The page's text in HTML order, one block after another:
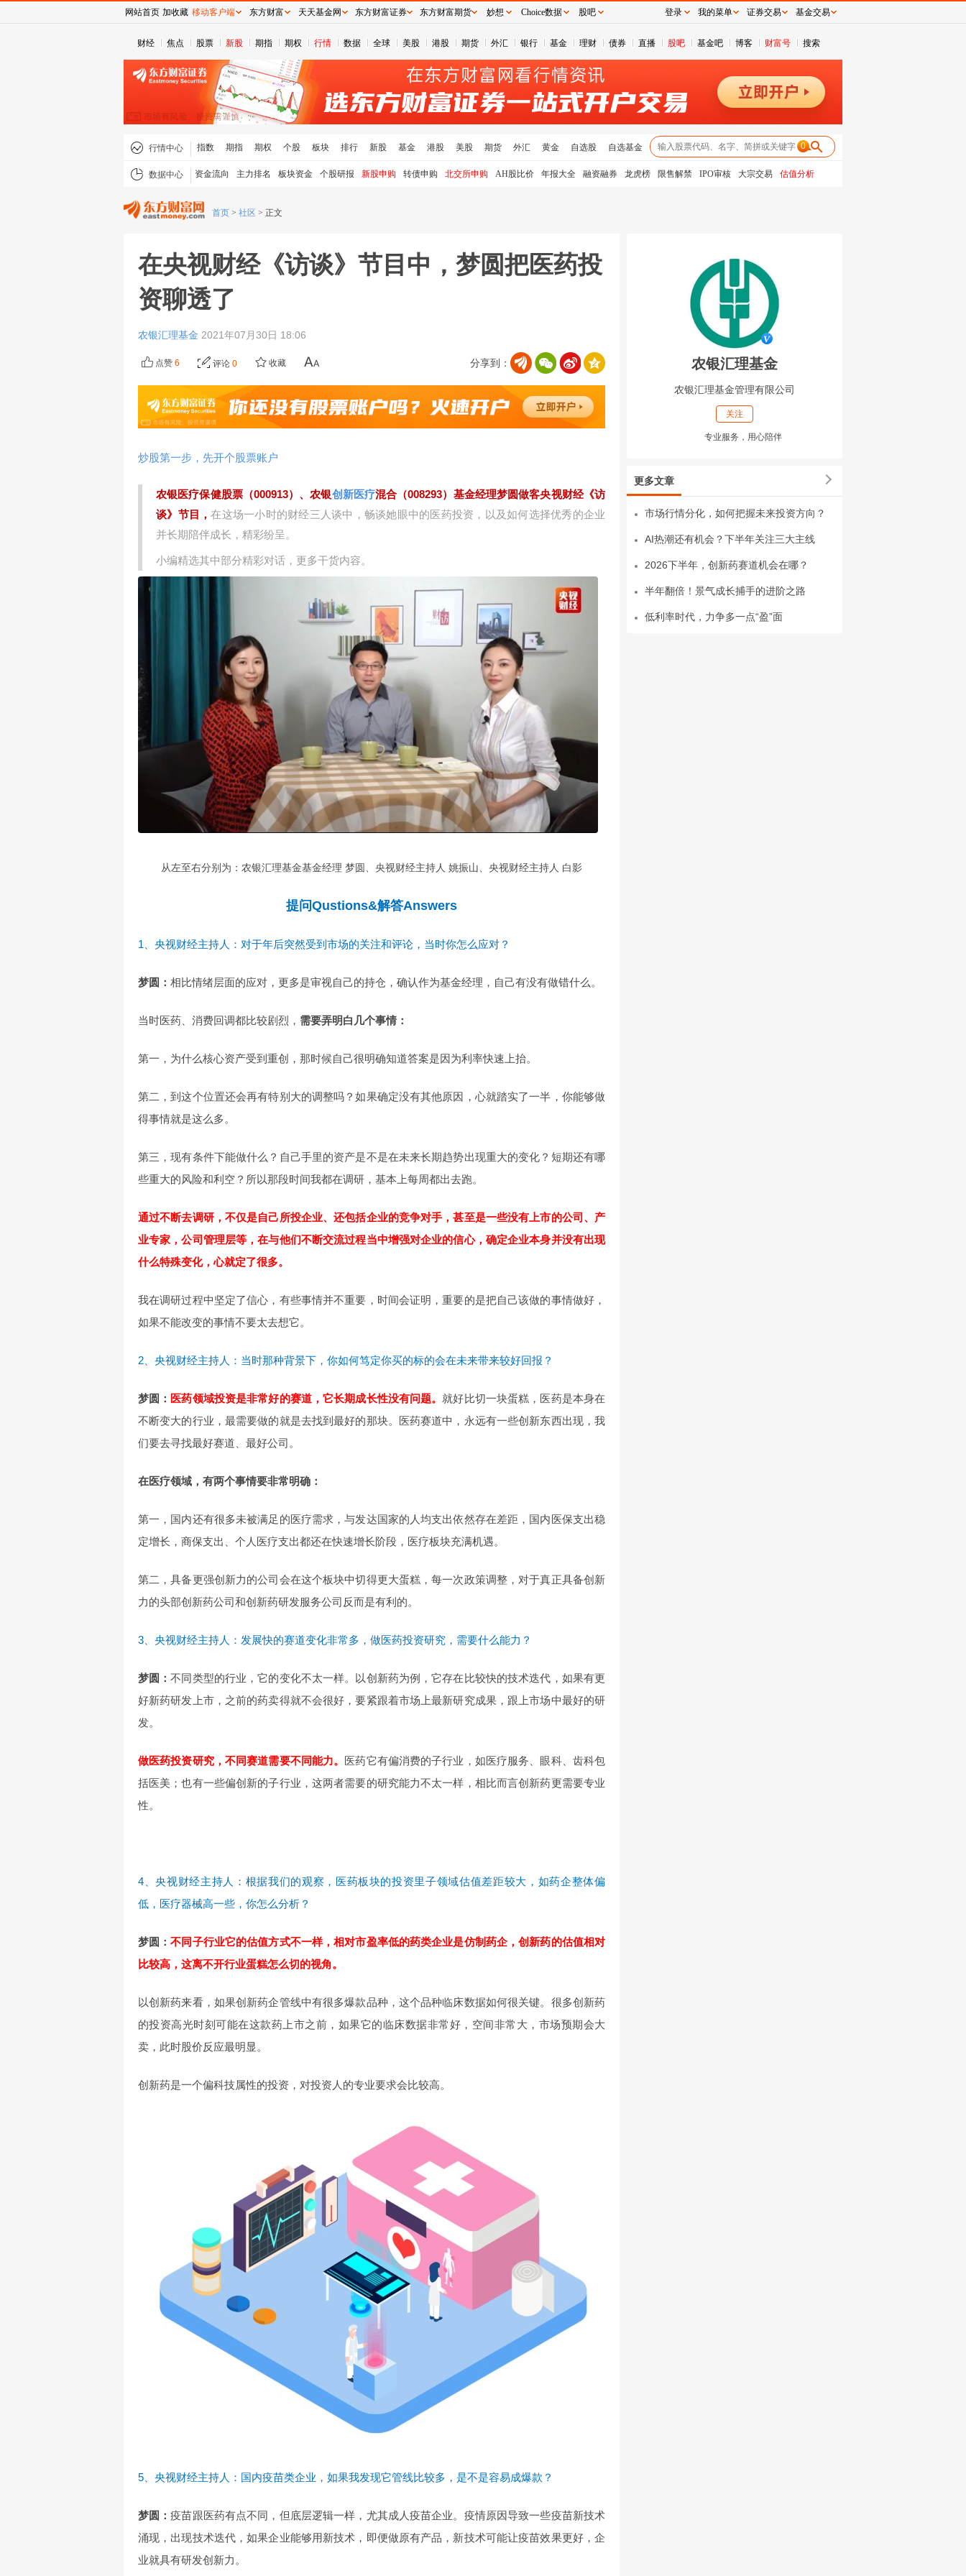
财经 焦点 股票 新股 期指 期权 行情 数据 全球 美股 港股 期货 外汇 银行 基金 理财 债券 直播 股吧 基金吧 博客 财富号 搜索
行情中心 指数 期指 期权 个股 板块 排行 新股 基金 港股 美股 期货 外汇 黄金 自选股 自选基金 0
数据中心 资金流向 主力排名 板块资金 个股研报 新股申购 转债申购 北交所申购 AH股比价 年报大全 融资融券 龙虎榜 限售解禁 IPO审核 大宗交易 估值分析
首页 > 社区 > 正文
在央视财经《访谈》节目中，梦圆把医药投
资聊透了
农银汇理基金 2021年07月30日 18:06
分享到：
点赞 6 评论 0 收藏
炒股第一步，先开个股票账户
农银医疗保健股票（000913）、农银创新医疗混合（008293）基金经理梦圆做客央视财经《访
谈》节目，在这场一小时的财经三人谈中，畅谈她眼中的医药投资，以及如何选择优秀的企业
并长期陪伴成长，精彩纷呈。
小编精选其中部分精彩对话，更多干货内容。
从左至右分别为：农银汇理基金基金经理 梦圆、央视财经主持人 姚振山、央视财经主持人 白影
提问Qustions&解答Answers
1、央视财经主持人：对于年后突然受到市场的关注和评论，当时你怎么应对？
梦圆： 相比情绪层面的应对，更多是审视自己的持仓，确认作为基金经理，自己有没有做错什么。
当时医药、消费回调都比较剧烈， 需要弄明白几个事情：
第一，为什么核心资产受到重创，那时候自己很明确知道答案是因为利率快速上抬。
第二，到这个位置还会再有特别大的调整吗？如果确定没有其他原因，心就踏实了一半，你能够做
得事情就是这么多。
第三，现有条件下能做什么？自己手里的资产是不是在未来长期趋势出现重大的变化？短期还有哪
些重大的风险和利空？所以那段时间我都在调研，基本上每周都出去跑。
通过不断去调研，不仅是自己所投企业、还包括企业的竞争对手，甚至是一些没有上市的公司、产
业专家，公司管理层等，在与他们不断交流过程当中增强对企业的信心，确定企业本身并没有出现
什么特殊变化，心就定了很多。
我在调研过程中坚定了信心，有些事情并不重要，时间会证明，重要的是把自己该做的事情做好，
如果不能改变的事情不要太去想它。
2、央视财经主持人：当时那种背景下，你如何笃定你买的标的会在未来带来较好回报？
梦圆： 医药领域投资是非常好的赛道，它长期成长性没有问题。 就好比切一块蛋糕，医药是本身在
不断变大的行业，最需要做的就是去找到最好的那块。医药赛道中，永远有一些创新东西出现，我
们要去寻找最好赛道、最好公司。
在医疗领域，有两个事情要非常明确：
第一，国内还有很多未被满足的医疗需求，与发达国家的人均支出依然存在差距，国内医保支出稳
定增长，商保支出、个人医疗支出都还在快速增长阶段，医疗板块充满机遇。
第二，具备更强创新力的公司会在这个板块中切得更大蛋糕，每一次政策调整，对于真正具备创新
力的头部创新药公司和创新药研发服务公司反而是有利的。
3、央视财经主持人：发展快的赛道变化非常多，做医药投资研究，需要什么能力？
梦圆：不同类型的行业，它的变化不太一样。以创新药为例，它存在比较快的技术迭代，如果有更
好新药研发上市，之前的药卖得就不会很好，要紧跟着市场上最新研究成果，跟上市场中最好的研
发。
做医药投资研究，不同赛道需要不同能力。 医药它有偏消费的子行业，如医疗服务、眼科、齿科包
括医美；也有一些偏创新的子行业，这两者需要的研究能力不太一样，相比而言创新药更需要专业
性。
4、央视财经主持人：根据我们的观察，医药板块的投资里子领域估值差距较大，如药企整体偏
低，医疗器械高一些，你怎么分析？
梦圆：不同子行业它的估值方式不一样，相对市盈率低的药类企业是仿制药企，创新药的估值相对
比较高，这离不开行业蛋糕怎么切的视角。
以创新药来看，如果创新药企管线中有很多爆款品种，这个品种临床数据如何很关键。很多创新药
的投资高光时刻可能在这款药上市之前，如果它的临床数据非常好，空间非常大，市场预期会大
卖，此时股价反应最明显。
创新药是一个偏科技属性的投资，对投资人的专业要求会比较高。
5、央视财经主持人：国内疫苗类企业，如果我发现它管线比较多，是不是容易成爆款？
梦圆：疫苗跟医药有点不同，但底层逻辑一样，尤其成人疫苗企业。疫情原因导致一些疫苗新技术
涌现，出现技术迭代，如果企业能够用新技术，即便做原有产品，新技术可能让疫苗效果更好，企
业就具有研发创新力。
农银汇理基金
农银汇理基金管理有限公司
关注
专业服务，用心陪伴
更多文章
市场行情分化，如何把握未来投资方向？
AI热潮还有机会？下半年关注三大主线
2026下半年，创新药赛道机会在哪？
半年翻倍！景气成长捕手的进阶之路
低利率时代，力争多一点“盈”面
网站首页 加收藏 移动客户端 东方财富 天天基金网 东方财富证券 东方财富期货 妙想 Choice数据 股吧 登录 我的菜单 证券交易 基金交易